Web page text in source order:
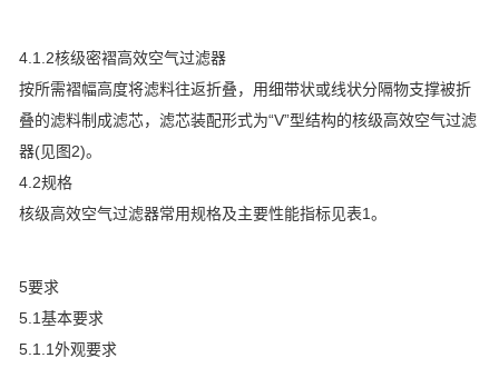
4.1.2核级密褶高效空气过滤器
按所需褶幅高度将滤料往返折叠，用细带状或线状分隔物支撑被折
叠的滤料制成滤芯，滤芯装配形式为“V”型结构的核级高效空气过滤
器(见图2)。
4.2规格
核级高效空气过滤器常用规格及主要性能指标见表1。
5要求
5.1基本要求
5.1.1外观要求